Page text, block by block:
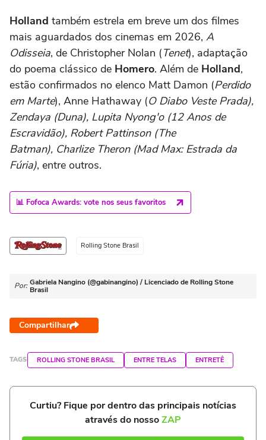
Holland também estrela em breve um dos filmes
mais aguardados dos cinemas em 2026, A
Odisseia, de Christopher Nolan (Tenet), adaptação
do poema clássico de Homero. Além de Holland,
estão confirmados no elenco Matt Damon (Perdido
em Marte), Anne Hathaway (O Diabo Veste Prada),
Zendaya (Duna), Lupita Nyong'o (12 Anos de
Escravidão), Robert Pattinson (The
Batman), Charlize Theron (Mad Max: Estrada da
Fúria), entre outros.
📊 Fofoca Awards: vote nos seus favoritos
Rolling Stone Brasil
Por: Gabriela Nangino (@gabinangino) / Licenciado de Rolling Stone
Brasil
Compartilhar
TAGS ROLLING STONE BRASIL ENTRE TELAS ENTRETÊ
Curtiu? Fique por dentro das principais notícias
através do nossoZAP